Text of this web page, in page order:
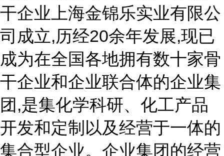
干企业上海金锦乐实业有限公
司成立,历经20余年发展,现已
成为在全国各地拥有数十家骨
干企业和企业联合体的企业集
团,是集化学科研、化工产品
开发和定制以及经营于一体的
集合型企业。企业集团的经营